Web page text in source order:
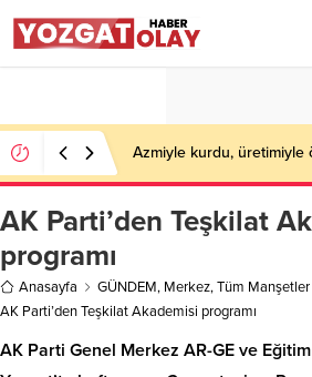
Azmiyle kurdu, üretimiyle
AK Parti’den Teşkilat
programı
Anasayfa GÜNDEM, Merkez,Tüm Manşetler
AK Parti’den Teşkilat Akademisi programı
AK Parti Genel Merkez AR-GE ve Eğitim